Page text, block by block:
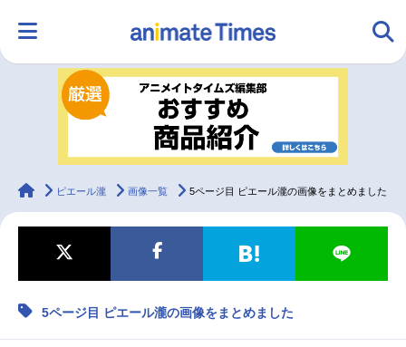
ランキング アニメ
ラジオ
マンガ・ラノベ ゲーム・アプリ 音楽 コスプレ
配信・Vtuber トレンド
animateTimes
ピエール瀧 画像一覧 5ページ目 ピエール瀧の画像をまとめました
5ページ目 ピエール瀧の画像をまとめました